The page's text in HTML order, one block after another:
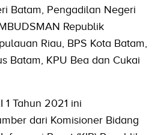
Batam, Pengadilan Negeri
Republik
Riau, BPS Kota Batam,
Batam, KPU Bea dan Cukai
1 Tahun 2021 ini
dari Komisioner Bidang